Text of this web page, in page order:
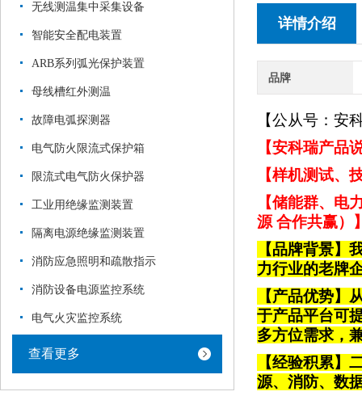
无线测温集中采集设备
智能安全配电装置
ARB系列弧光保护装置
母线槽红外测温
故障电弧探测器
电气防火限流式保护箱
限流式电气防火保护器
工业用绝缘监测装置
隔离电源绝缘监测装置
消防应急照明和疏散指示
消防设备电源监控系统
电气火灾监控系统
查看更多
详情介绍
品牌
【公从号：安
【安科瑞产品
【样机测试、
【储能群、电
源 合作共赢）
【品牌背景】
力行业的老牌
【产品优势】
于产品平台可
多方位需求，
【经验积累】
源、消防、数